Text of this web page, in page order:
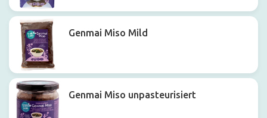
Genmai Miso Mild
Genmai Miso unpasteurisiert